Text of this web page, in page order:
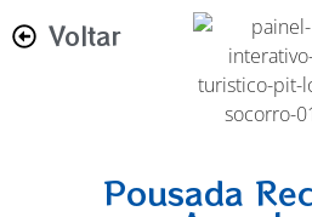
Voltar
Pousada